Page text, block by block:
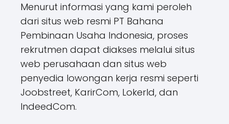
Menurut informasi yang kami peroleh
dari situs web resmi PT Bahana
Pembinaan Usaha Indonesia, proses
rekrutmen dapat diakses melalui situs
web perusahaan dan situs web
penyedia lowongan kerja resmi seperti
Joobstreet, KarirCom, LokerId, dan
IndeedCom.